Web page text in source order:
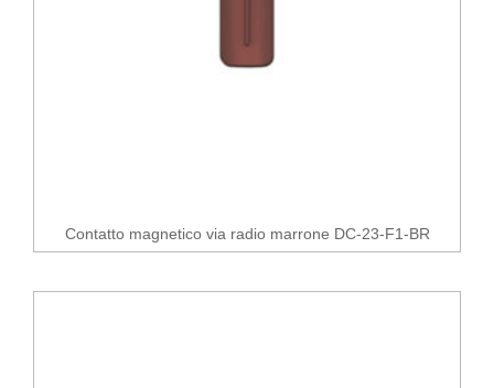
Contatto magnetico via radio marrone DC-23-F1-BR